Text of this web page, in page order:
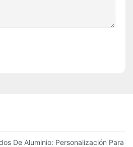
De Aluminio: Personalización Para